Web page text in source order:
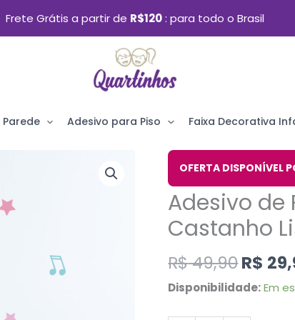
Frete Grátis a partir de R$120 para todo o Brasil
Parede Adesivo para Piso Faixa Decorativa
OFERTA DISPONÍVEL
Adesivo de
Castanho
R$49,90
O
preço
era:
R$
Disponibilidade: Em
Adesivo
de
Parede
Bailarina
Castanho
Liso